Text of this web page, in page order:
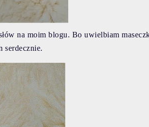
na moim blogu. Bo uwielbiam
serdecznie.